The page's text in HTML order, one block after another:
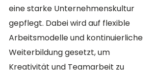
eine starke Unternehmenskultur
gepflegt. Dabei wird auf flexible
Arbeitsmodelle und kontinuierliche
Weiterbildung gesetzt, um
Kreativität und Teamarbeit zu